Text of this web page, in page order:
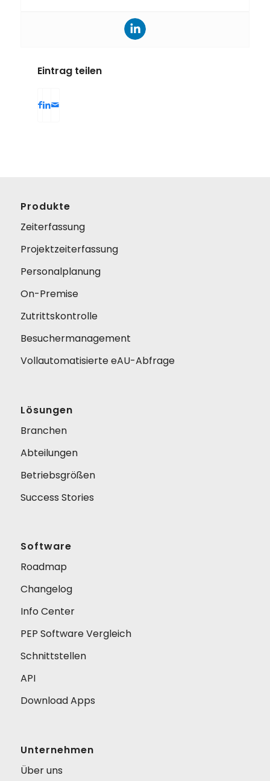
Eintrag teilen
Produkte
Zeiterfassung
Projektzeiterfassung
Personalplanung
On-Premise
Zutrittskontrolle
Besuchermanagement
Vollautomatisierte eAU-Abfrage
Lösungen
Branchen
Abteilungen
Betriebsgrößen
Success Stories
Software
Roadmap
Changelog
Info Center
PEP Software Vergleich
Schnittstellen
API
Download Apps
Unternehmen
Über uns